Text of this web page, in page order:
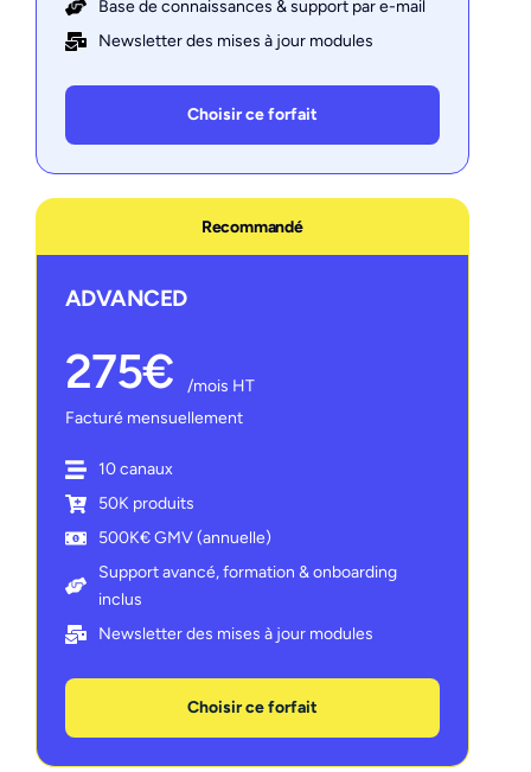
Base de connaissances & support par e-mail
Newsletter des mises à jour modules
Choisir ce forfait
Recommandé
ADVANCED
275€
/mois HT
Facturé mensuellement
10 canaux
50K produits
500K€ GMV (annuelle)
Support avancé, formation & onboarding
inclus
Newsletter des mises à jour modules
Choisir ce forfait